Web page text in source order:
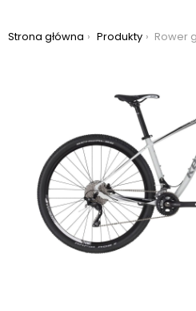
Jesteś tutaj:
Strona główna Produkty Rower górski